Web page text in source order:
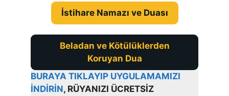
İstihare Namazı ve Duası
Beladan ve Kötülüklerden
Koruyan Dua
BURAYA TIKLAYIP UYGULAMAMIZI
İNDİRİN, RÜYANIZI ÜCRETSİZ